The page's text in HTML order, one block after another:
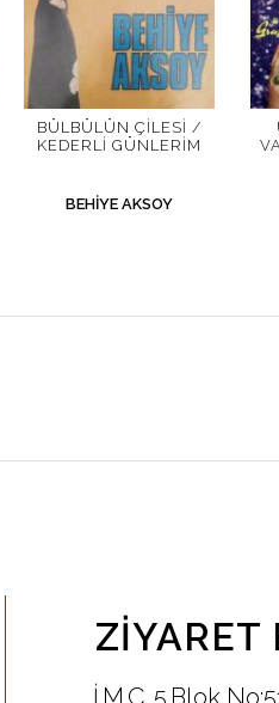
BÜLBÜLÜN ÇILESI /
KEDERLI GÜNLERIM
BEHIYE AKSOY
ZIYARET
İ.M.Ç. 5.Blok